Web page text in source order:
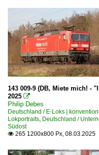
Dieselloks | 92 80
1 120 BR 220
1 202 BR 202 DR
1 212 BR 212
1 218 BR 218
1 223 BR 223 ·
1 232 BR 232
1 232 BR 232
1 233 BR 233
143 009-9 (DB, Miete mich! -
2025 
Philip Debes
Deutschland / E-Loks |
Lokportraits, Deutschland /
Südost
 265 1200x800 Px, 08.03.2025